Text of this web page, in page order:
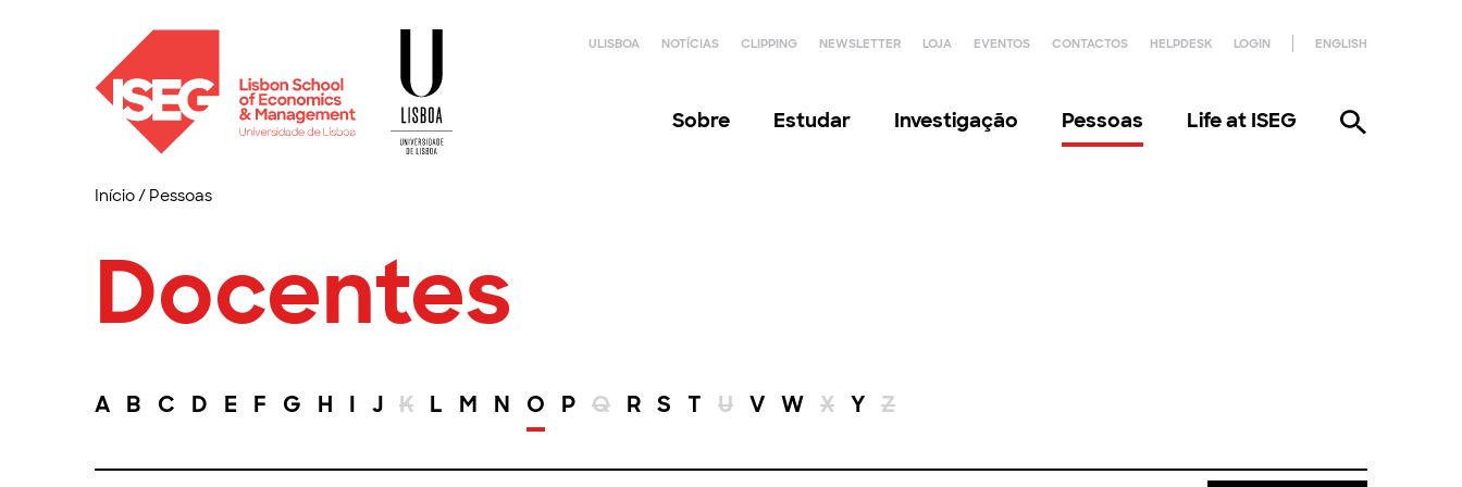
ULISBOA NOTÍCIAS CLIPPING NEWSLETTER LOJA EVENTOS CONTACTOS HELPDESK LOGIN ENGLISH
Sobre Estudar Investigação Pessoas Life at ISEG
Início/ Pessoas
Docentes
A B C D E F G H I J K L M N O P Q R S T U V W X Y Z